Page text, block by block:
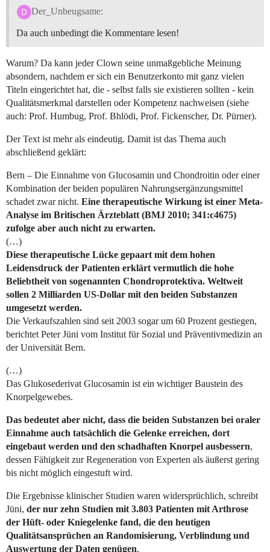
Der_Unbeugsame:
Da auch unbedingt die Kommentare lesen!
Warum? Da kann jeder Clown seine unmaßgebliche Meinung
absondern, nachdem er sich ein Benutzerkonto mit ganz vielen
Titeln eingerichtet hat, die - selbst falls sie existieren sollten - kein
Qualitätsmerkmal darstellen oder Kompetenz nachweisen (siehe
auch: Prof. Humbug, Prof. Bhlödi, Prof. Fickenscher, Dr. Pürner).
Der Text ist mehr als eindeutig. Damit ist das Thema auch
abschließend geklärt:
Bern – Die Einnahme von Glucosamin und Chondroitin oder einer
Kombination der beiden populären Nahrungsergänzungsmittel
schadet zwar nicht. Eine therapeutische Wirkung ist einer Meta-
Analyse im Britischen Ärzteblatt (BMJ 2010; 341:c4675)
zufolge aber auch nicht zu erwarten.
(…)
Diese therapeutische Lücke gepaart mit dem hohen
Leidensdruck der Patienten erklärt vermutlich die hohe
Beliebtheit von sogenannten Chondroprotektiva. Weltweit
sollen 2 Milliarden US-Dollar mit den beiden Substanzen
umgesetzt werden.
Die Verkaufszahlen sind seit 2003 sogar um 60 Prozent gestiegen,
berichtet Peter Jüni vom Institut für Sozial und Präventivmedizin an
der Universität Bern.
(…)
Das Glukosederivat Glucosamin ist ein wichtiger Baustein des
Knorpelgewebes.
Das bedeutet aber nicht, dass die beiden Substanzen bei oraler
Einnahme auch tatsächlich die Gelenke erreichen, dort
eingebaut werden und den schadhaften Knorpel ausbessern,
dessen Fähigkeit zur Regeneration von Experten als äußerst gering
bis nicht möglich eingestuft wird.
Die Ergebnisse klinischer Studien waren widersprüchlich, schreibt
Jüni, der nur zehn Studien mit 3.803 Patienten mit Arthrose
der Hüft- oder Kniegelenke fand, die den heutigen
Qualitätsansprüchen an Randomisierung, Verblindung und
Auswertung der Daten genügen.